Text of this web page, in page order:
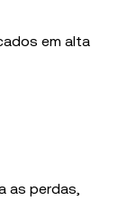
em alta
as perdas,